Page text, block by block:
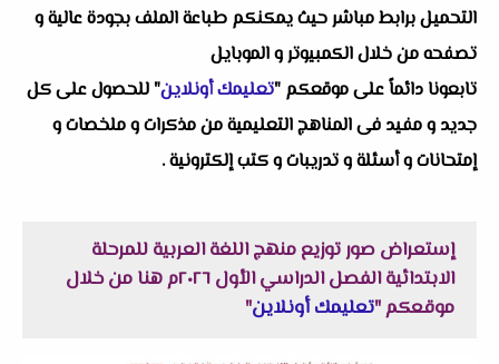
التحميل برابط مباشر حيث يمكنكم طباعة الملف بجودة عالية و
تصفحه من خلال الكمبيوتر و الموبايل
تابعونا دائماً على موقعكم "تعليمك أونلاين" للحصول على كل
جديد و مفيد فى المناهج التعليمية من مذكرات و ملخصات و
إمتحانات و أسئلة و تدريبات و كتب إلكترونية .
إستعراض صور توزيع منهج اللغة العربية للمرحلة
الابتدائية الفصل الدراسي الأول ٢٠٢٦م هنا من خلال
موقعكم "تعليمك أونلاين"